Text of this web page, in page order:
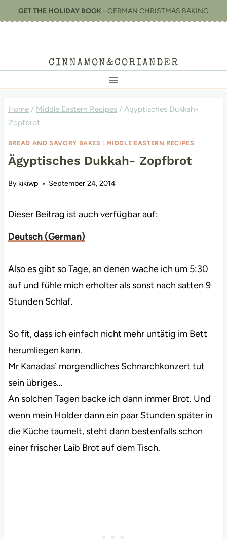
to
GET THE HOLIDAY BOOK - GERMAN CHRISTMAS BAKING
CINNAMON&CORIANDER
Home / Middle Eastern Recipes / Ägyptisches Dukkah-
Zopfbrot
BREAD AND SAVORY BAKES | MIDDLE EASTERN RECIPES
Ägyptisches Dukkah- Zopfbrot
By kikiwp September 24, 2014
Dieser Beitrag ist auch verfügbar auf:
Deutsch(German)
Also es gibt so Tage, an denen wache ich um 5:30
auf und fühle mich erholter als sonst nach satten 9
Stunden Schlaf.
So fit, dass ich einfach nicht mehr untätig im Bett
herumliegen kann.
Mr Kanadas´ morgendliches Schnarchkonzert tut
sein übriges…
An solchen Tagen backe ich dann immer Brot. Und
wenn mein Holder dann ein paar Stunden später in
die Küche taumelt, steht dann bestenfalls schon
einer frischer Laib Brot auf dem Tisch.